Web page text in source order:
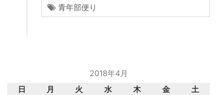
青年部便り
2018年4月
日
月 火 水 木 金
土